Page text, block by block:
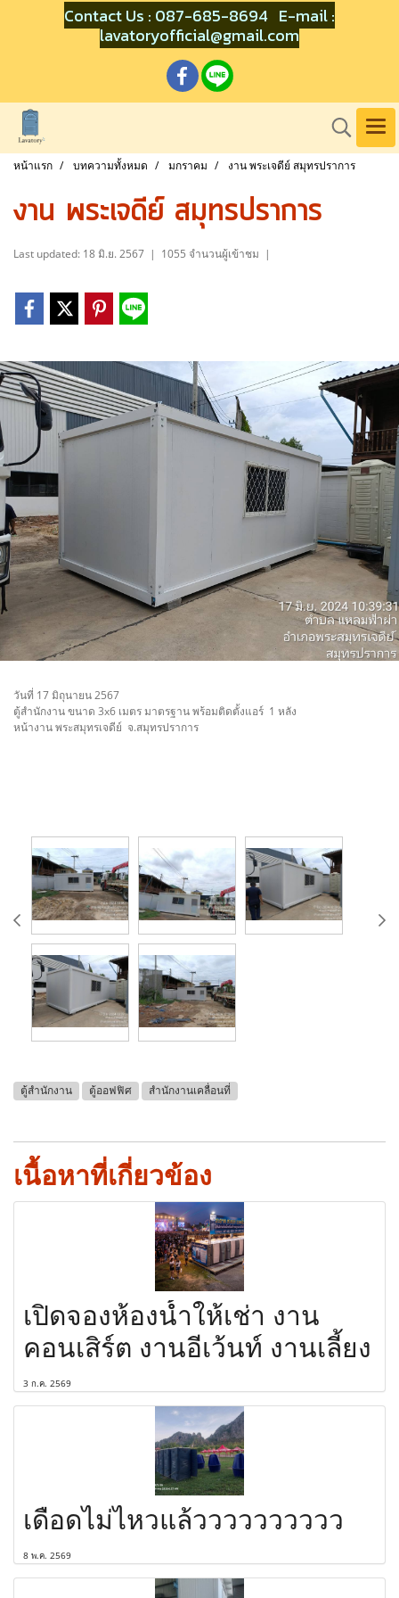
Contact Us : 087-685-8694 E-mail :
lavatoryofficial@gmail.com
หน้าแรก บทความทั้งหมด มกราคม งาน พระเจดีย์ สมุทรปราการ
งาน พระเจดีย์ สมุทรปราการ
Last updated: 18 มิ.ย. 2567 | 1055 จำนวนผู้เข้าชม |
วันที่ 17 มิถุนายน 2567
ตู้สำนักงาน ขนาด 3x6 เมตร มาตรฐาน พร้อมติดตั้งแอร์ 1 หลัง
หน้างาน พระสมุทรเจดีย์ จ.สมุทรปราการ
ตู้สำนักงาน ตู้ออฟฟิศ สำนักงานเคลื่อนที่
เนื้อหาที่เกี่ยวข้อง
เปิดจองห้องน้ำให้เช่า งาน
คอนเสิร์ต งานอีเว้นท์ งานเลี้ยง
3 ก.ค. 2569
เดือดไม่ไหวแล้วววววววววว
8 พ.ค. 2569